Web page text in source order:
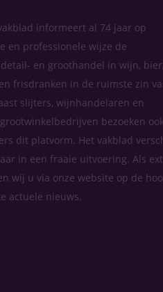
informeert al 74 jaar op
en professionele wijze de
en groothandel in wijn, bier,
frisdranken in de ruimste zin
slijters, wijnhandelaren en
bezoeken
dit platvorm. Het vakblad
in een fraaie uitvoering. Als
wij u via onze website op de
actuele nieuws.